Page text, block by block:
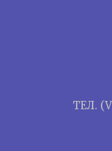
ТЕЛ.